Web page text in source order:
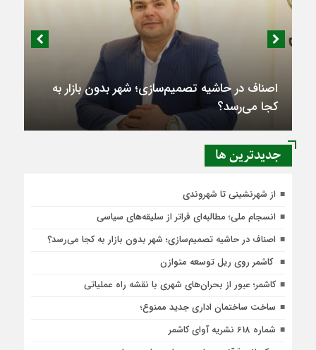
اصناف در حاشیه تصمیم‌سازی؛ شهر بدون بازار به
کجا می‌رسد؟
جديدترين ها
از شهرنشینی تا شهروندی
انسجام ملی؛ مطالبه‌ای فراتر از سلیقه‌های سیاسی
اصناف در حاشیه تصمیم‌سازی؛ شهر بدون بازار به کجا می‌رسد؟
کاشمر روی ریل توسعه متوازن
کاشمر؛ عبور از بحران‌های شهری با نقشه راه عملیاتی
ساخت ساختمان اداری جدید ممنوع؛
شماره 618 نشریه آوای کاشمر